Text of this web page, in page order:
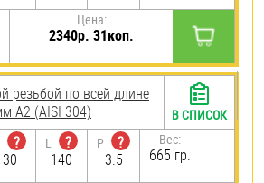
Цена:
2340р. 31коп.
резьбой по всей длине
А2 (AISI 304)
?
30
L
?
140
P
?
3.5
Вес:
665 гр.
В СПИСОК